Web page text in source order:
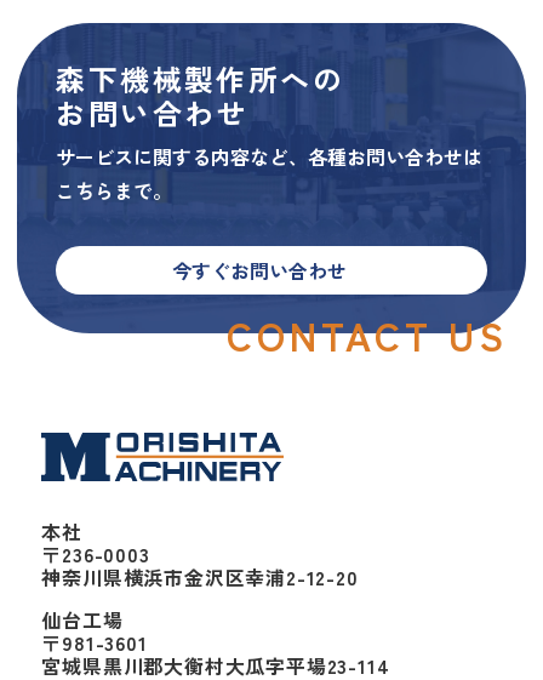
CONTACT US
森下機械製作所への
お問い合わせ
サービスに関する内容など、各種お問い合わせは
こちらまで。
今すぐお問い合わせ
本社
〒236-0003
神奈川県横浜市金沢区幸浦2-12-20
仙台工場
〒981-3601
宮城県黒川郡大衡村大瓜字平場23-114